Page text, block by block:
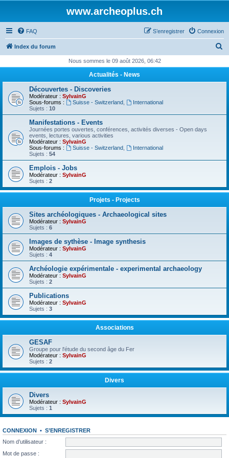
www.archeoplus.ch
FAQ Connexion
S’enregistrer
Index du forum
h
Nous sommes le 09 août 2026, 06:42
Actualités - News
Découvertes - Discoveries
Modérateur : SylvainG
Sous-forums :
Suisse - Switzerland,
International
Sujets : 10
Manifestations - Events
Journées portes ouvertes, conférences, activités diverses - Open days
events, lectures, various activities
Modérateur : SylvainG
Sous-forums :
Suisse - Switzerland,
International
Sujets : 54
Emplois - Jobs
Modérateur : SylvainG
Sujets : 2
Projets - Projects
Sites archéologiques - Archaeological sites
Modérateur : SylvainG
Sujets : 6
Images de sythèse - Image synthesis
Modérateur : SylvainG
Sujets : 4
Archéologie expérimentale - experimental archaeology
Modérateur : SylvainG
Sujets : 2
Publications
Modérateur : SylvainG
Sujets : 3
Associations
GESAF
Groupe pour l'étude du second âge du Fer
Modérateur : SylvainG
Sujets : 2
Divers
Divers
Modérateur : SylvainG
Sujets : 1
CONNEXION • S’ENREGISTRER
Nom d’utilisateur :
Mot de passe :